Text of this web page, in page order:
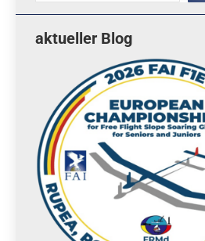
aktueller Blog